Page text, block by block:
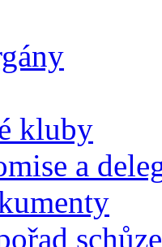
kluby
a
schůze